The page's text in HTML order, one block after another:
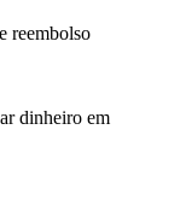
reembolso
dinheiro em